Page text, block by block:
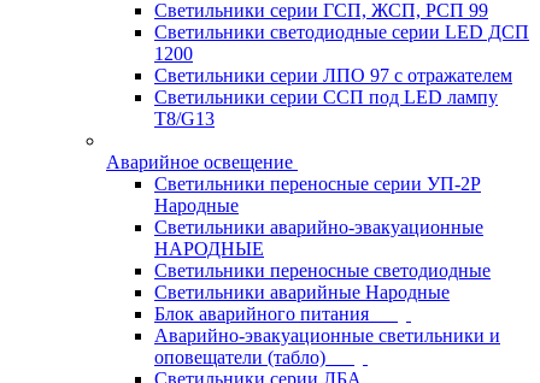
Светильники серии ГСП, ЖСП, РСП 99
Светильники светодиодные серии LED ДСП
1200
Светильники серии ЛПО 97 с отражателем
Светильники серии ССП под LED лампу
T8/G13
Аварийное освещение
Светильники переносные серии УП-2Р
Народные
Светильники аварийно-эвакуационные
НАРОДНЫЕ
Светильники переносные светодиодные
Светильники аварийные Народные
Блок аварийного питания
Аварийно-эвакуационные светильники и
оповещатели (табло)
Светильники серии ЛБА